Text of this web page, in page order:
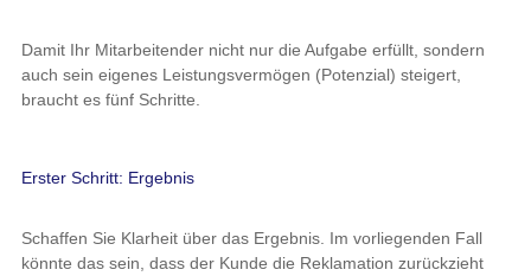
Damit Ihr Mitarbeitender nicht nur die Aufgabe erfüllt, sondern
auch sein eigenes Leistungsvermögen (Potenzial) steigert,
braucht es fünf Schritte.
Erster Schritt: Ergebnis
Schaffen Sie Klarheit über das Ergebnis. Im vorliegenden Fall
könnte das sein, dass der Kunde die Reklamation zurückzieht